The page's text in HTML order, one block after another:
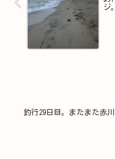
ジ。
釣行29日目。またまた赤